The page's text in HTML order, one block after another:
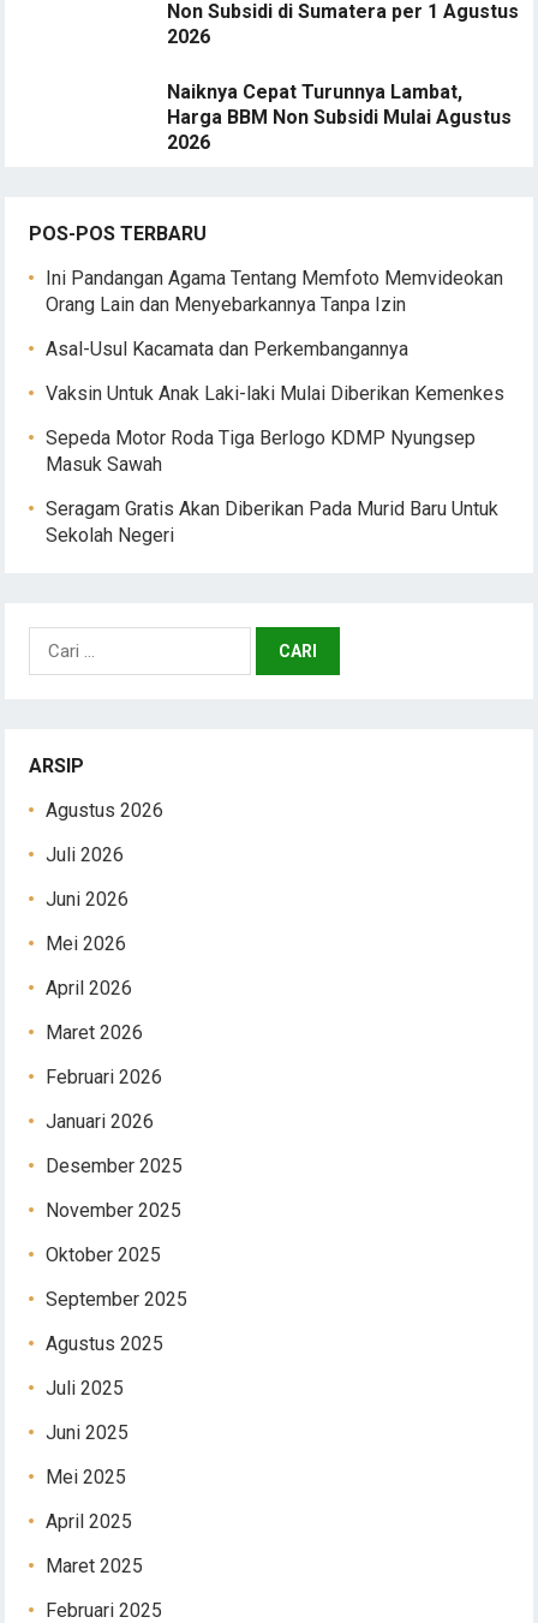
Non Subsidi di Sumatera per 1 Agustus
2026
Naiknya Cepat Turunnya Lambat,
Harga BBM Non Subsidi Mulai Agustus
2026
POS-POS TERBARU
Ini Pandangan Agama Tentang Memfoto Memvideokan
Orang Lain dan Menyebarkannya Tanpa Izin
Asal-Usul Kacamata dan Perkembangannya
Vaksin Untuk Anak Laki-laki Mulai Diberikan Kemenkes
Sepeda Motor Roda Tiga Berlogo KDMP Nyungsep
Masuk Sawah
Seragam Gratis Akan Diberikan Pada Murid Baru Untuk
Sekolah Negeri
untuk:
ARSIP
Agustus 2026
Juli 2026
Juni 2026
Mei 2026
April 2026
Maret 2026
Februari 2026
Januari 2026
Desember 2025
November 2025
Oktober 2025
September 2025
Agustus 2025
Juli 2025
Juni 2025
Mei 2025
April 2025
Maret 2025
Februari 2025